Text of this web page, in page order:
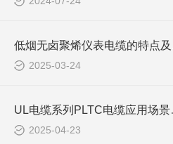
2025-03-24
UL电
2025-04-23